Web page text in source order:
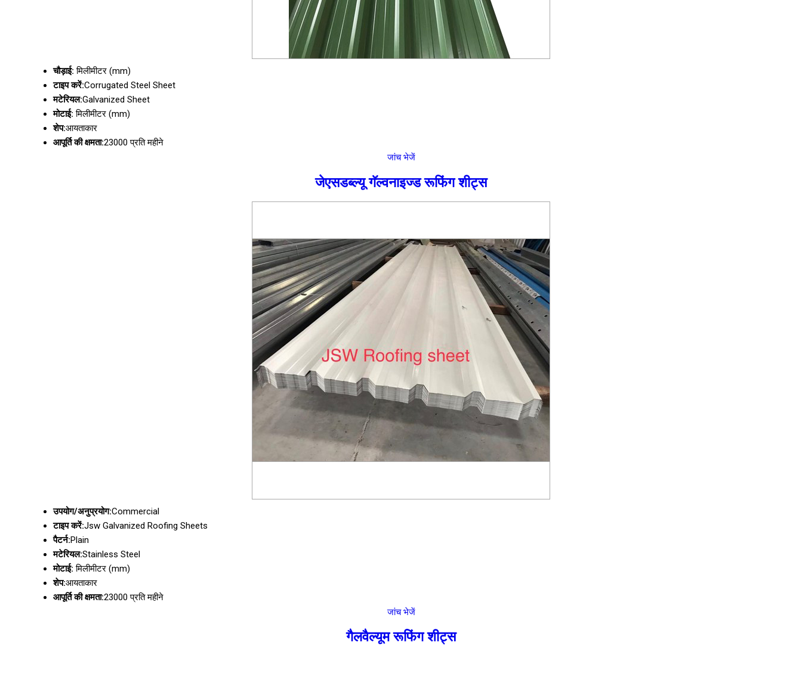
चौड़ाई: मिलीमीटर (mm)
टाइप करें:Corrugated Steel Sheet
मटेरियल:Galvanized Sheet
मोटाई: मिलीमीटर (mm)
शेप:आयताकार
आपूर्ति की क्षमता:23000 प्रति महीने
जांच भेजें
जेएसडब्ल्यू गॅल्वनाइज्ड रूफिंग शीट्स
उपयोग/अनुप्रयोग:Commercial
टाइप करें:Jsw Galvanized Roofing Sheets
पैटर्न:Plain
मटेरियल:Stainless Steel
मोटाई: मिलीमीटर (mm)
शेप:आयताकार
आपूर्ति की क्षमता:23000 प्रति महीने
जांच भेजें
गैलवैल्यूम रूफिंग शीट्स